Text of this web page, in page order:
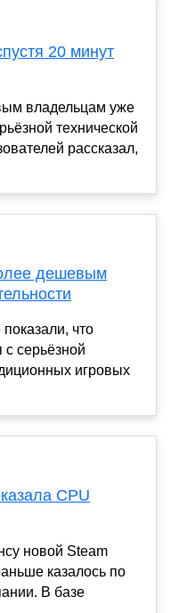
20 минут
владельцам уже
технической
рассказал,
дешевым
что
с серьёзной
игровых
CPU
новой Steam
казалось по
В базе